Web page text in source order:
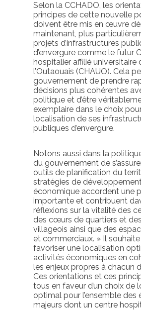
Selon la CCHADO, les
principes de cette nouvelle
doivent être mis en œuvre
maintenant, plus
projets d’infrastructures
d’envergure comme le futur
hospitalier affilié universitaire
l’Outaouais (CHAUO). Cela
gouvernement de prendre
décisions plus cohérentes
politique et d’être
exemplaire dans le choix
localisation de ses
publiques d’envergure.
Notons aussi dans la
du gouvernement de
outils de planification du
stratégies de
économique accordent une
importante et contribuent
réflexions sur la vitalité des
des cœurs de quartiers et
villageois ainsi que des
et commerciaux. » Il
favoriser une localisation
activités économiques en
les enjeux propres à chacun
Ces orientations et ces
tous en faveur d’un choix de
optimal pour l’ensemble des
majeurs dont un centre